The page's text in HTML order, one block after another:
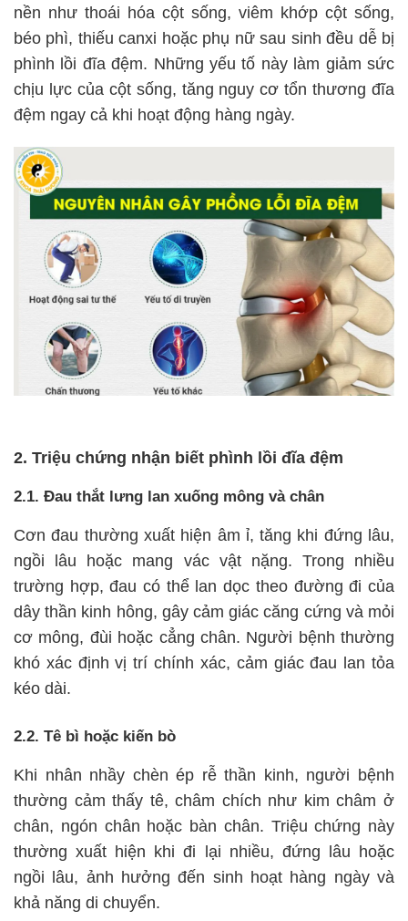
nền như thoái hóa cột sống, viêm khớp cột sống,
béo phì, thiếu canxi hoặc phụ nữ sau sinh đều dễ bị
phình lồi đĩa đệm. Những yếu tố này làm giảm sức
chịu lực của cột sống, tăng nguy cơ tổn thương đĩa
đệm ngay cả khi hoạt động hàng ngày.
2. Triệu chứng nhận biết phình lồi đĩa đệm
2.1. Đau thắt lưng lan xuống mông và chân
Cơn đau thường xuất hiện âm ỉ, tăng khi đứng lâu,
ngồi lâu hoặc mang vác vật nặng. Trong nhiều
trường hợp, đau có thể lan dọc theo đường đi của
dây thần kinh hông, gây cảm giác căng cứng và mỏi
cơ mông, đùi hoặc cẳng chân. Người bệnh thường
khó xác định vị trí chính xác, cảm giác đau lan tỏa
kéo dài.
2.2. Tê bì hoặc kiến bò
Khi nhân nhầy chèn ép rễ thần kinh, người bệnh
thường cảm thấy tê, châm chích như kim châm ở
chân, ngón chân hoặc bàn chân. Triệu chứng này
thường xuất hiện khi đi lại nhiều, đứng lâu hoặc
ngồi lâu, ảnh hưởng đến sinh hoạt hàng ngày và
khả năng di chuyển.